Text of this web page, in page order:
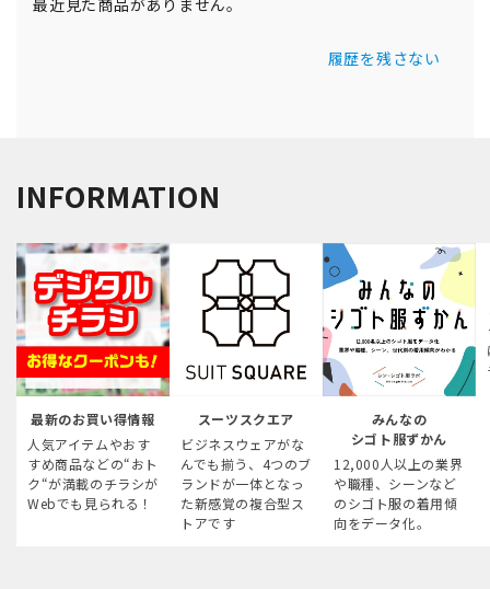
最近見た商品がありません。
履歴を残さない
INFORMATION
最新のお買い得情報
人気アイテムやおす
すめ商品などの“おト
ク“が満載のチラシが
Webでも見られる！
スーツスクエア
ビジネスウェアがな
んでも揃う、4つのブ
ランドが一体となっ
た新感覚の複合型ス
トアです
みんなの
シゴト服ずかん
12,000人以上の業界
や職種、シーンなど
のシゴト服の着用傾
向をデータ化。